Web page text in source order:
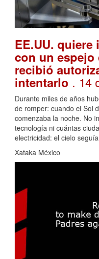
EE.UU.
con un espejo
recibió
intentarlo . 14
Durante miles de años
de romper: cuando el Sol
comenzaba la noche. No
tecnología ni cuántas
electricidad: el cielo
Xataka México